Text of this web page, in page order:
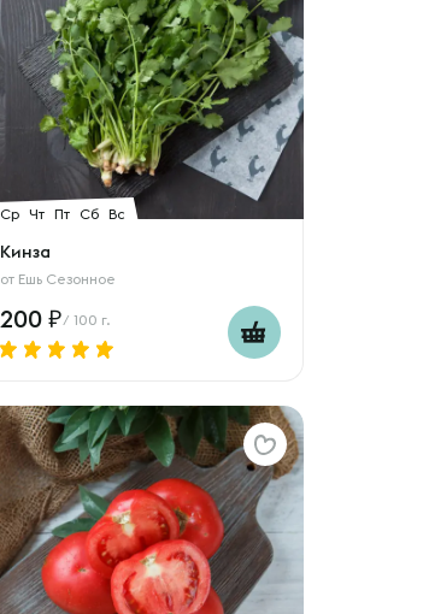
Ср Чт Пт Сб Вс
Кинза
от Ешь Сезонное
200 / 100 г.